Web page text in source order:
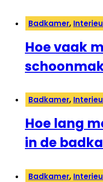
Badkamer,
Hoe vaak
Badkamer,
Hoe lang
in de
Badkamer,